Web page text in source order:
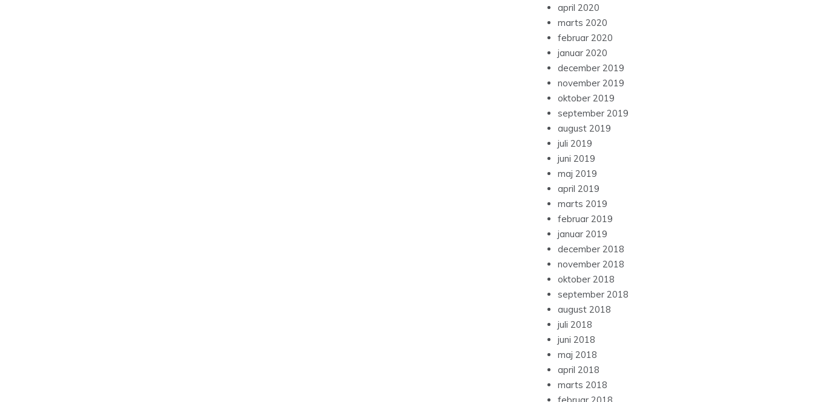
april 2020
marts 2020
februar 2020
januar 2020
december 2019
november 2019
oktober 2019
september 2019
august 2019
juli 2019
juni 2019
maj 2019
april 2019
marts 2019
februar 2019
januar 2019
december 2018
november 2018
oktober 2018
september 2018
august 2018
juli 2018
juni 2018
maj 2018
april 2018
marts 2018